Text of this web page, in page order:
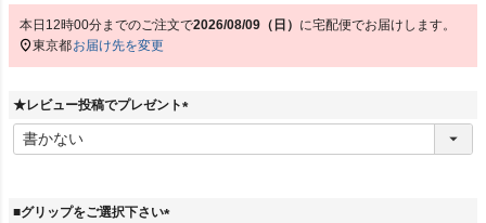
本日 12時00分 までのご注文で2026/08/09（日） に宅配便 でお届けします。
東京都お届け先を変更
★レビュー投稿でプレゼント
必
■グリップをご選択下さい